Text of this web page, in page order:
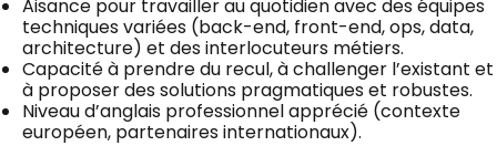
Aisance pour travailler au quotidien avec des équipes
techniques variées (back-end, front-end, ops, data,
architecture) et des interlocuteurs métiers.
Capacité à prendre du recul, à challenger l’existant et
à proposer des solutions pragmatiques et robustes.
Niveau d’anglais professionnel apprécié (contexte
européen, partenaires internationaux).